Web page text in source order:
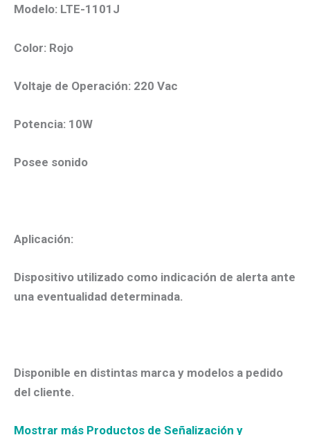
Modelo: LTE-1101J
Color: Rojo
Voltaje de Operación: 220 Vac
Potencia: 10W
Posee sonido
Aplicación:
Dispositivo utilizado como indicación de alerta ante
una eventualidad determinada.
Disponible en distintas marca y modelos a pedido
del cliente.
Mostrar más Productos de Señalización y